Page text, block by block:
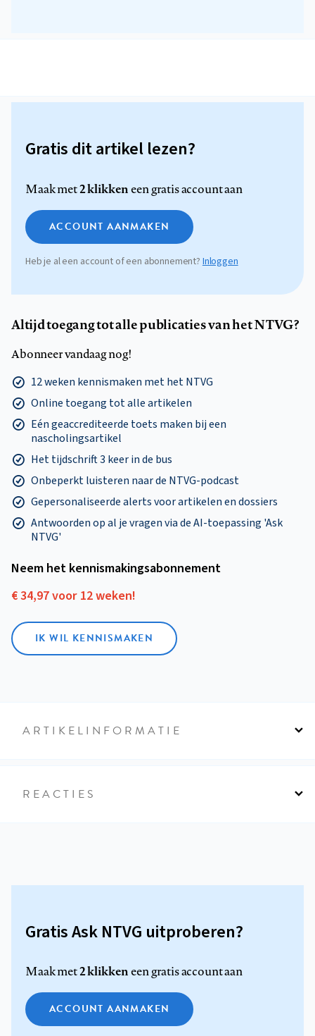
Gratis dit artikel lezen?
Maak met2 klikkeneen gratis account aan
ACCOUNT AANMAKEN
Heb je al een account of een abonnement? Inloggen
Altijd toegang tot alle publicaties van het NTVG?
Abonneer vandaag nog!
12 weken kennismaken met het NTVG
Online toegang tot alle artikelen
Eén geaccrediteerde toets maken bij een
nascholingsartikel
Het tijdschrift 3 keer in de bus
Onbeperkt luisteren naar de NTVG-podcast
Gepersonaliseerde alerts voor artikelen en dossiers
Antwoorden op al je vragen via de AI-toepassing 'Ask
NTVG'
Neem het kennismakings­abonnement
€ 34,97 voor 12 weken!
IK WIL KENNISMAKEN
ARTIKELINFORMATIE
REACTIES
Gratis Ask NTVG uitproberen?
Maak met2 klikkeneen gratis account aan
ACCOUNT AANMAKEN